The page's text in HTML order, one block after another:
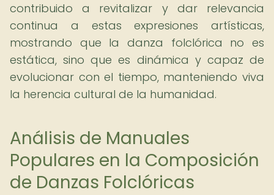
contribuido a revitalizar y dar relevancia
continua a estas expresiones artísticas,
mostrando que la danza folclórica no es
estática, sino que es dinámica y capaz de
evolucionar con el tiempo, manteniendo viva
la herencia cultural de la humanidad.
Análisis de Manuales
Populares en la Composición
de Danzas Folclóricas